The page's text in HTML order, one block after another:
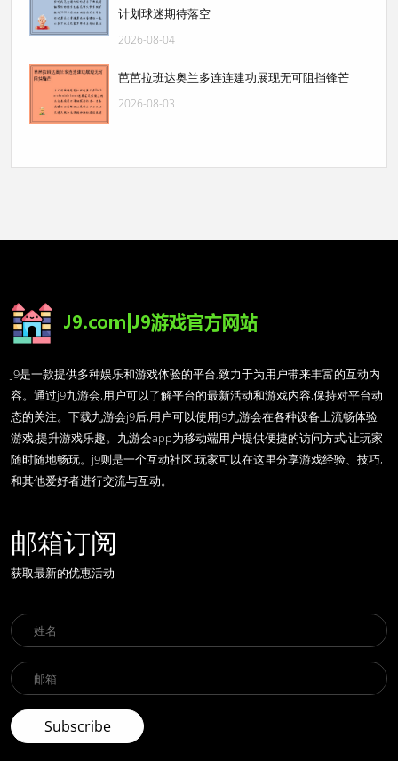
计划球迷期待落空
2026-08-04
芭芭拉班达奥兰多连连建功展现无可阻挡锋芒
2026-08-03
J9是一款提供多种娱乐和游戏体验的平台,致力于为用户带来丰富的互动内
容。通过j9九游会,用户可以了解平台的最新活动和游戏内容,保持对平台动
态的关注。下载九游会j9后,用户可以使用j9九游会在各种设备上流畅体验
游戏,提升游戏乐趣。九游会app为移动端用户提供便捷的访问方式,让玩家
随时随地畅玩。j9则是一个互动社区,玩家可以在这里分享游戏经验、技巧,
和其他爱好者进行交流与互动。
邮箱订阅
获取最新的优惠活动